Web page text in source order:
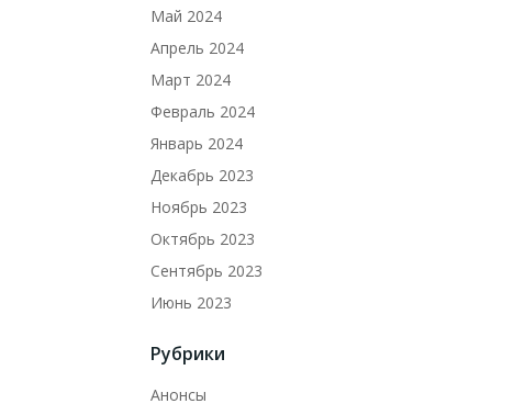
Май 2024
Апрель 2024
Март 2024
Февраль 2024
Январь 2024
Декабрь 2023
Ноябрь 2023
Октябрь 2023
Сентябрь 2023
Июнь 2023
Рубрики
Анонсы